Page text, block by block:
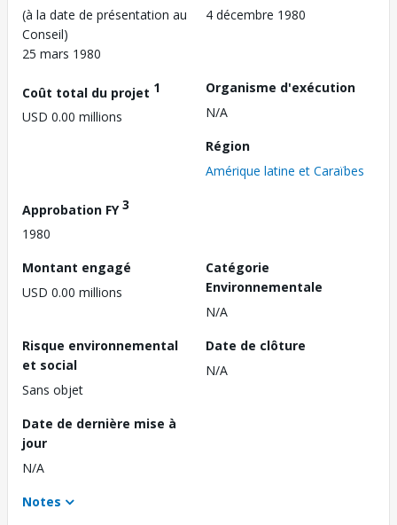
(à la date de présentation au
Conseil)
25 mars 1980
4 décembre 1980
Coût total du projet 1
USD 0.00 millions
Organisme d'exécution
N/A
Région
Amérique latine et Caraïbes
Approbation FY3
1980
Montant engagé
USD 0.00 millions
Catégorie
Environnementale
N/A
Risque environnemental
et social
Sans objet
Date de clôture
N/A
Date de dernière mise à
jour
N/A
Notes